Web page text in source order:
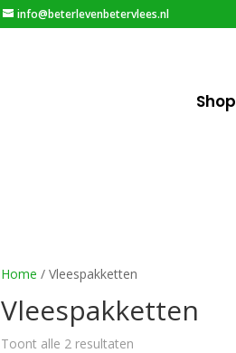
info@beterlevenbetervlees.nl
Shop
Home / Vleespakketten
Vleespakketten
Toont alle 2 resultaten